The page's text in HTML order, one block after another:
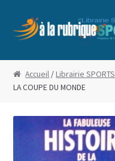
Aller
à
Aller
au
Accueil
Blog
Boutique
Commande
Accueil / Librairie SPORTS
LA COUPE DU MONDE